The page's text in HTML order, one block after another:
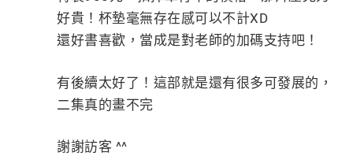
好貴！杯墊毫無存在感可以不計XD
還好書喜歡，當成是對老師的加碼支持吧！
有後續太好了！這部就是還有很多可發展的，
二集真的畫不完
謝謝訪客 ^^